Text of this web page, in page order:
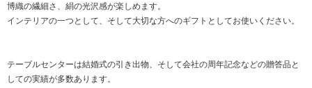
博織の繊細さ、絹の光沢感が楽しめます。
インテリアの一つとして、そして大切な方へのギフトとしてお使いください。
テーブルセンターは結婚式の引き出物、そして会社の周年記念などの贈答品と
しての実績が多数あります。